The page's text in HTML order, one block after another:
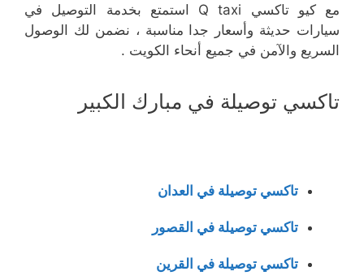
مع كيو تاكسي Q taxi استمتع بخدمة التوصيل في
سيارات حديثة وأسعار جدا مناسبة ، نضمن لك الوصول
السريع والآمن في جميع أنحاء الكويت .
تاكسي توصيلة في مبارك الكبير
تاكسي توصيلة في العدان
تاكسي توصيلة في القصور
تاكسي توصيلة في القرين